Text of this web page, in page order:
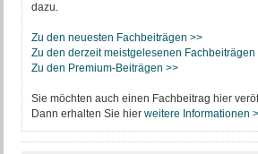
dazu.
Zu den neuesten Fachbeiträgen >>
Zu den derzeit meistgelesenen Fachbeiträgen
Zu den Premium-Beiträgen >>
Sie möchten auch einen Fachbeitrag hier
Dann erhalten Sie hier weitere Informationen